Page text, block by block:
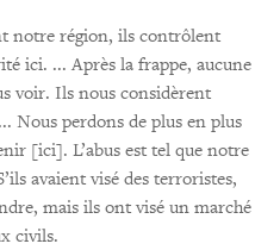
notre région, ils contrôlent
ici. ... Après la frappe, aucune
voir. Ils nous considèrent
Nous perdons de plus en plus
[ici]. L’abus est tel que notre
avaient visé des terroristes,
mais ils ont visé un marché
civils.